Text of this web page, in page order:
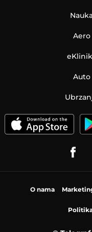
Aero
Auto
O nama